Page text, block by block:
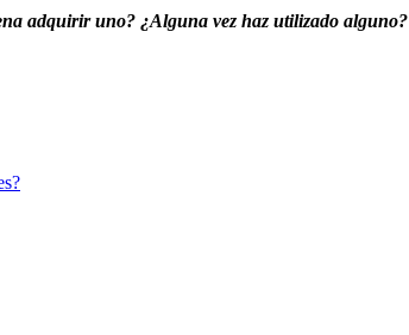
adquirir uno? ¿Alguna vez haz utilizado alguno?